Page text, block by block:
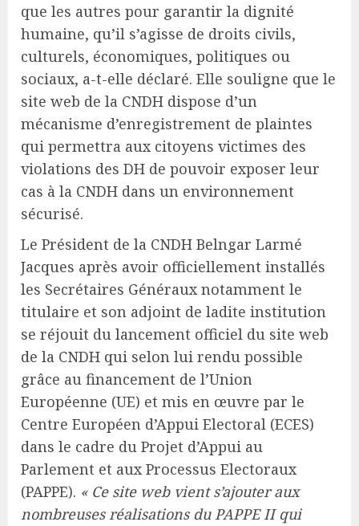
que les autres pour garantir la dignité
humaine, qu’il s’agisse de droits civils,
culturels, économiques, politiques ou
sociaux, a-t-elle déclaré. Elle souligne que le
site web de la CNDH dispose d’un
mécanisme d’enregistrement de plaintes
qui permettra aux citoyens victimes des
violations des DH de pouvoir exposer leur
cas à la CNDH dans un environnement
sécurisé.
Le Président de la CNDH Belngar Larmé
Jacques après avoir officiellement installés
les Secrétaires Généraux notamment le
titulaire et son adjoint de ladite institution
se réjouit du lancement officiel du site web
de la CNDH qui selon lui rendu possible
grâce au financement de l’Union
Européenne (UE) et mis en œuvre par le
Centre Européen d’Appui Electoral (ECES)
dans le cadre du Projet d’Appui au
Parlement et aux Processus Electoraux
(PAPPE). « Ce site web vient s’ajouter aux
nombreuses réalisations du PAPPE II qui